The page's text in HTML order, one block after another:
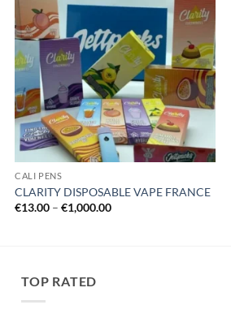
CALI PENS
CLARITY DISPOSABLE VAPE FRANCE
€13.00 – €1,000.00Price
TOP RATED